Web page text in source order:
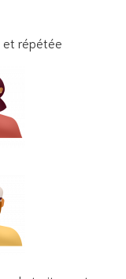
et répétée